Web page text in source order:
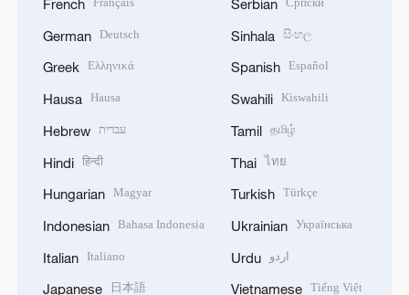
French
German Deutsch
Greek Ελληνικά
Hausa Hausa
Hebrew עברית
Hindi हिन्दी
Hungarian Magyar
Indonesian Bahasa Indonesia
Italian Italiano
Japanese 日本語
Serbian
Sinhala සිංහල
Spanish Español
Swahili Kiswahili
Tamil தமிழ்
Thai ไทย
Turkish Türkçe
Ukrainian Українська
Urdu اردو
Vietnamese Tiếng Việt